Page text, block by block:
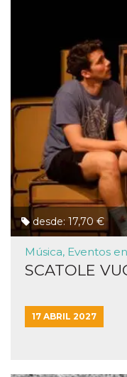
desde: 17,70 €
Música, Eventos
SCATOLE
17 ABRIL 2027